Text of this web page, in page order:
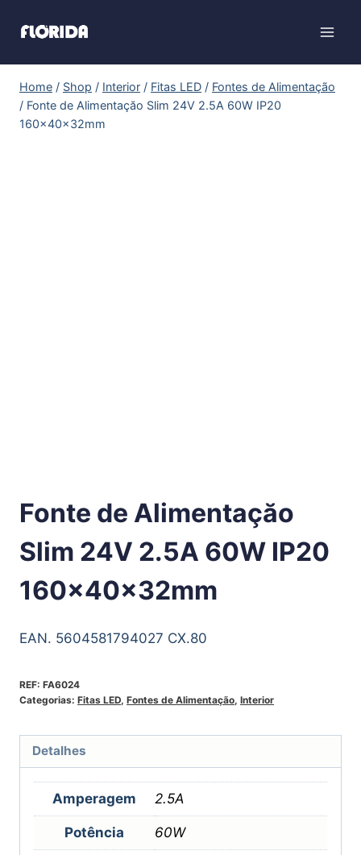
Home / Shop / Interior / Fitas LED / Fontes de Alimentação
/ Fonte de Alimentaçăo Slim 24V 2.5A 60W IP20
160x40x32mm
Fonte de Alimentaçăo
Slim 24V 2.5A 60W IP20
160x40x32mm
EAN. 5604581794027 CX.80
REF: FA6024
Categorias: Fitas LED, Fontes de Alimentação, Interior
Detalhes
Amperagem 2.5A
Potência 60W